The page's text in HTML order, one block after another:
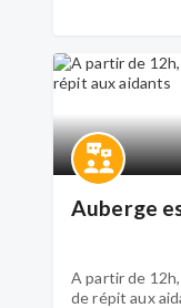
Auberge
A partir de
de répit aux